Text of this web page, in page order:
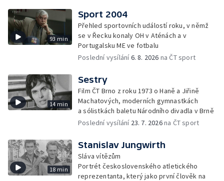
93 min
Sport 2004
Přehled sportovních událostí roku, v němž
se v Řecku konaly OH v Aténách a v
Portugalsku ME ve fotbalu
Poslední vysílání6. 8. 2026 na ČT sport
14 min
Sestry
Film ČT Brno z roku 1973 o Haně a Jiřině
Machatových, moderních gymnastkách
a sólistkách baletu Národního divadla v Brně
Poslední vysílání 23. 7. 2026na ČT sport
18 min
Stanislav Jungwirth
Sláva vítězům
Portrét československého atletického
reprezentanta, který jako první člověk na